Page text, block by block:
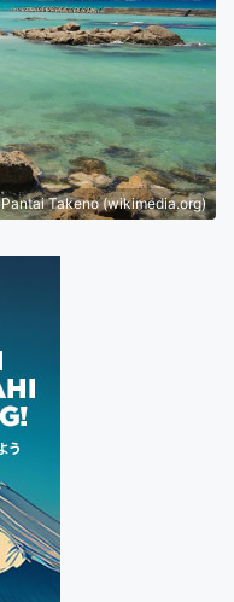
Pantai Takeno (wikimedia.org)